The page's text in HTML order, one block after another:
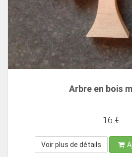
Arbre en bois
16 €
Voir plus de détails